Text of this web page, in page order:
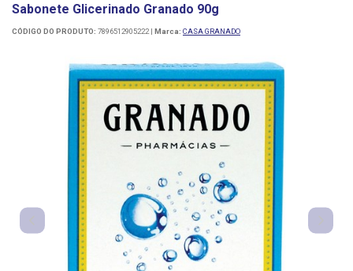
Sabonete Glicerinado Granado 90g
CÓDIGO DO PRODUTO: 7896512905222 | Marca: CASA GRANADO